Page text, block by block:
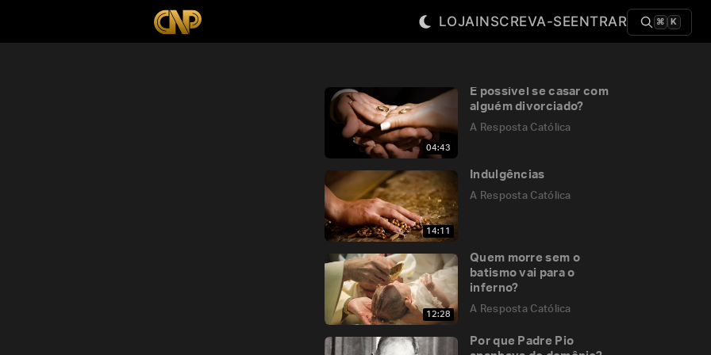
LOJAINSCREVA-SEENTRAR ⌘ K
04:43
É possível se casar com
alguém divorciado?
A Resposta Católica
14:11
Indulgências
A Resposta Católica
12:28
Quem morre sem o
batismo vai para o
inferno?
A Resposta Católica
Por que Padre Pio